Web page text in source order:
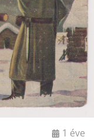
1 éve